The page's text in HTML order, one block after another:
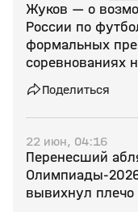
Жуков — о
России по
формальных
соревнованиях
Поделиться
22 июн, 04:16
Перенесший
вывихнул плечо